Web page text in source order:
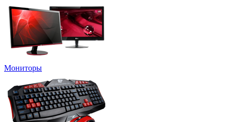
Мониторы